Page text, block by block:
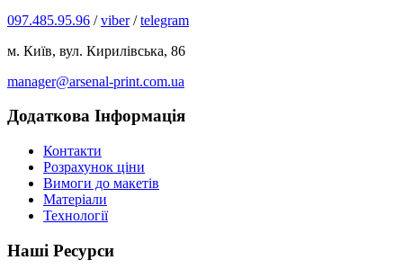
097.485.95.96 /viber/telegram
м. Київ, вул. Кирилівська, 86
manager@arsenal-print.com.ua
Додаткова Інформація
Контакти
Розрахунок ціни
Вимоги до макетів
Матеріали
Технології
Наші Ресурси